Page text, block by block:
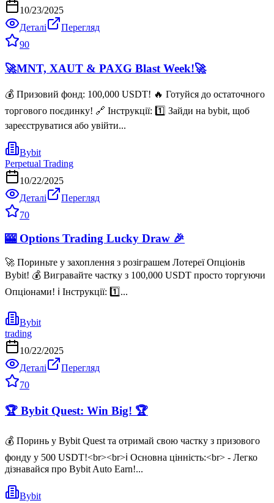
10/23/2025
Деталі
Перегляд
90
🚀MNT, XAUT & PAXG Blast Week!🚀
💰 Призовий фонд: 100,000 USDT! 🔥 Готуйся до остаточного
торгового поєдинку! 🔗 Інструкції: 1️⃣ Зайди на bybit, щоб
зареєструватися або увійти...
Bybit
Perpetual Trading
10/22/2025
Деталі
Перегляд
70
🎰 Options Trading Lucky Draw 🎉
🚀 Пориньте у захоплення з розіграшем Лотереї Опціонів
Bybit! 💰 Вигравайте частку з 100,000 USDT просто торгуючи
Опціонами! ℹ️ Інструкції: 1️⃣...
Bybit
trading
10/22/2025
Деталі
Перегляд
70
🏆 Bybit Quest: Win Big! 🏆
💰 Поринь у Bybit Quest та отримай свою частку з призового
фонду у 500 USDT!<br><br>ℹ️ Основна цінність:<br> - Легко
дізнавайся про Bybit Auto Earn!...
Bybit